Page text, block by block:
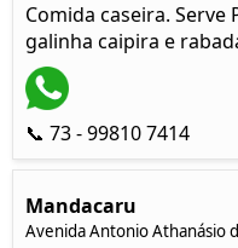
Comida caseira. Serve
galinha caipira e
📞 73 - 99810 7414
Mandacaru
Avenida Antonio Athanásio